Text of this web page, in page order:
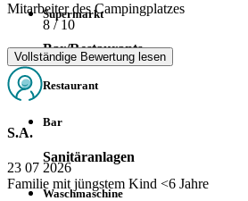
Supermarkt
Bar/Restaurants
Restaurant
Bar
Sanitäranlagen
Waschmaschine
Mitarbeiter des Campingplatzes
8 / 10
Vollständige Bewertung lesen
S.A.
23 07 2026
Familie mit jüngstem Kind <6 Jahre